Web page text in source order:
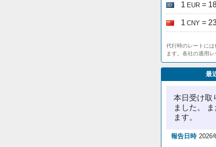
1 EUR =
1 CNY =
代行時のレートに
ます。各社の適用レ
最
本日受け取
ました。
ます。
報告日時 2026